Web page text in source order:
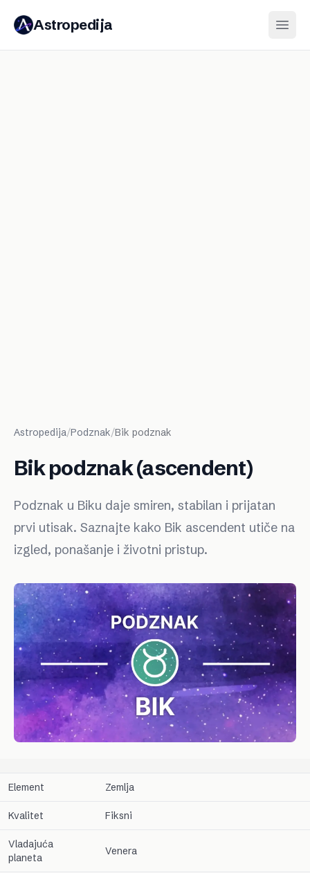
Astropedija
Astropedija/Podznak/Bik podznak
Bik podznak (ascendent)
Podznak u Biku daje smiren, stabilan i prijatan
prvi utisak. Saznajte kako Bik ascendent utiče na
izgled, ponašanje i životni pristup.
Element Zemlja
Kvalitet Fiksni
Vladajuća
planeta
Venera